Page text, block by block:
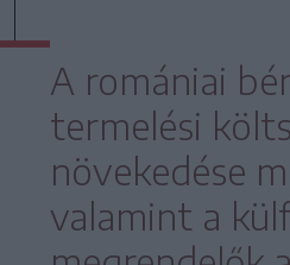
A romániai
termelési
növekedése
valamint a